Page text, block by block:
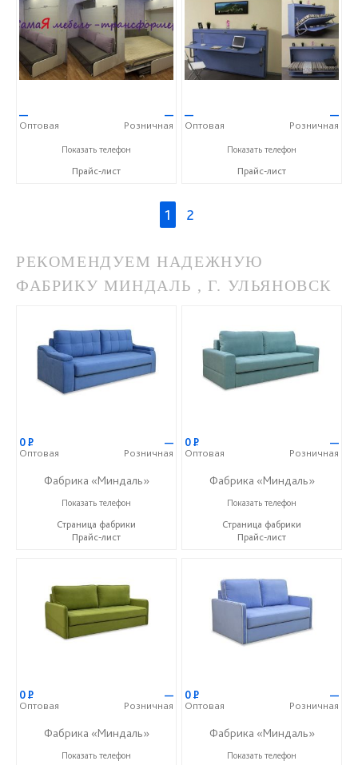
—
Оптовая
—
Розничная
+7 (917) 338-71-75
Показать телефон
Прайс-лист
—
Оптовая
—
Розничная
+7 (917) 338-71-75
Показать телефон
Прайс-лист
1 2
РЕКОМЕНДУЕМ НАДЕЖНУЮ
ФАБРИКУ МИНДАЛЬ , Г. УЛЬЯНОВСК
0Р
Оптовая
—
Розничная
Фабрика «Миндаль»
+7 (927) 630-62-82
Показать телефон
Страница фабрики
Прайс-лист
0Р
Оптовая
—
Розничная
Фабрика «Миндаль»
+7 (927) 630-62-82
Показать телефон
Страница фабрики
Прайс-лист
0Р
Оптовая
—
Розничная
Фабрика «Миндаль»
+7 (927) 630-62-82
Показать телефон
0Р
Оптовая
—
Розничная
Фабрика «Миндаль»
+7 (927) 630-62-82
Показать телефон